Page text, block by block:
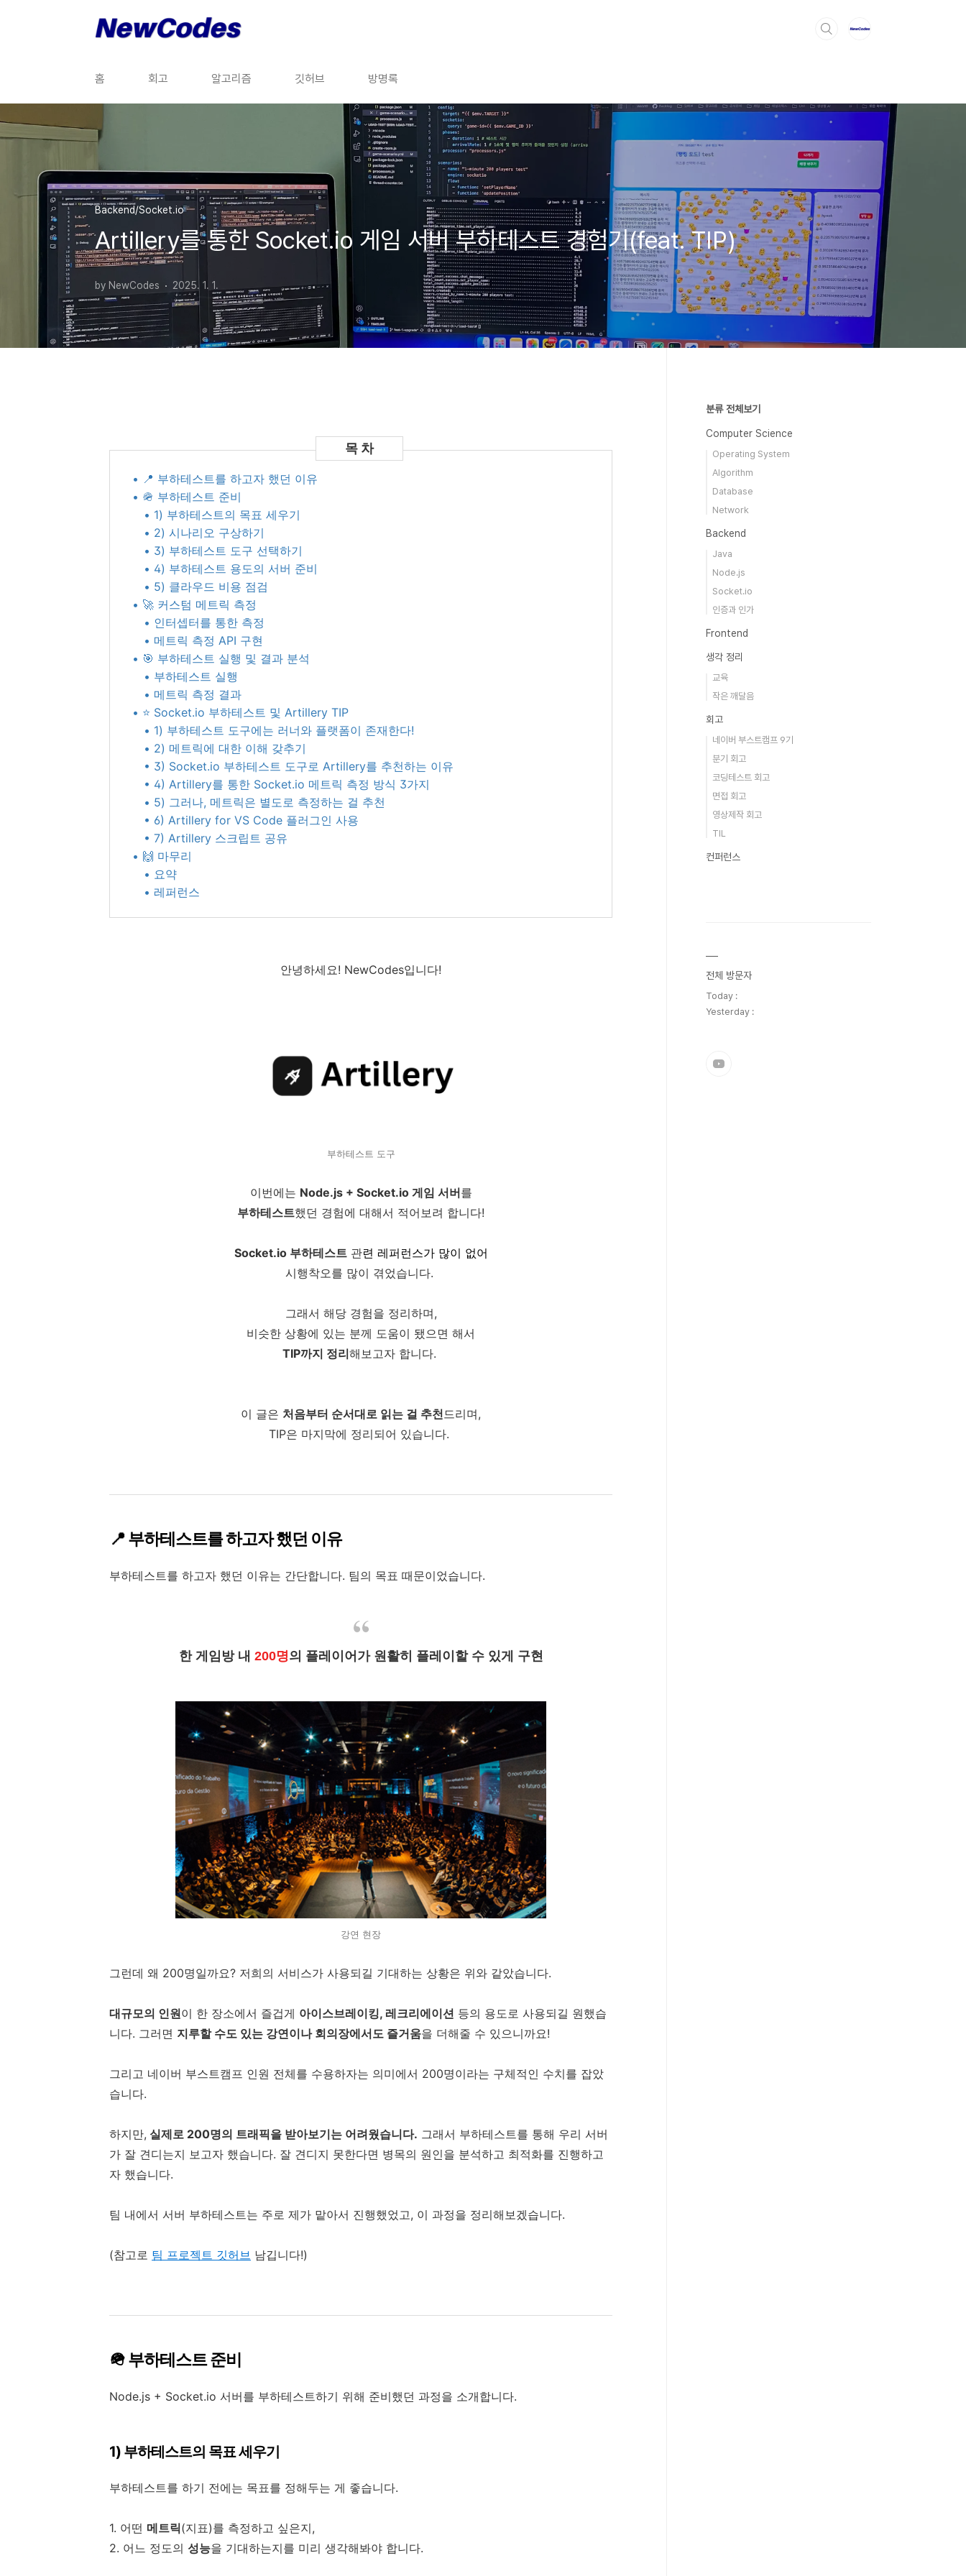
홈 회고 알고리즘 깃허브 방명록
Backend/Socket.io
Artillery를 통한 Socket.io 게임 서버 부하테스트 경험기(feat. TIP)
by NewCodes 2025. 1. 1.
• 📍 부하테스트를 하고자 했던 이유
• 🪖 부하테스트 준비
• 1) 부하테스트의 목표 세우기
• 2) 시나리오 구상하기
• 3) 부하테스트 도구 선택하기
• 4) 부하테스트 용도의 서버 준비
• 5) 클라우드 비용 점검
• 🚀 커스텀 메트릭 측정
• 인터셉터를 통한 측정
• 메트릭 측정 API 구현
• 🎯 부하테스트 실행 및 결과 분석
• 부하테스트 실행
• 메트릭 측정 결과
• ⭐️ Socket.io 부하테스트 및 Artillery TIP
• 1) 부하테스트 도구에는 러너와 플랫폼이 존재한다!
• 2) 메트릭에 대한 이해 갖추기
• 3) Socket.io 부하테스트 도구로 Artillery를 추천하는 이유
• 4) Artillery를 통한 Socket.io 메트릭 측정 방식 3가지
• 5) 그러나, 메트릭은 별도로 측정하는 걸 추천
• 6) Artillery for VS Code 플러그인 사용
• 7) Artillery 스크립트 공유
• 🙌 마무리
• 요약
• 레퍼런스
안녕하세요! NewCodes입니다!
부하테스트 도구
이번에는 Node.js + Socket.io 게임 서버를
부하테스트했던 경험에 대해서 적어보려 합니다!
Socket.io 부하테스트관련 레퍼런스가 많이 없어
시행착오를 많이 겪었습니다.
그래서 해당 경험을 정리하며,
비슷한 상황에 있는 분께 도움이 됐으면 해서
TIP까지 정리해보고자 합니다.
이 글은 처음부터 순서대로 읽는 걸 추천드리며,
TIP은 마지막에 정리되어 있습니다.
📍 부하테스트를 하고자 했던 이유
부하테스트를 하고자 했던 이유는 간단합니다. 팀의 목표 때문이었습니다.
한 게임방 내 200명의 플레이어가 원활히 플레이할 수 있게 구현
강연 현장
그런데 왜 200명일까요? 저희의 서비스가 사용되길 기대하는 상황은 위와 같았습니다.
대규모의 인원이 한 장소에서 즐겁게 아이스브레이킹, 레크리에이션 등의 용도로 사용되길 원했습
니다. 그러면 지루할 수도 있는 강연이나 회의장에서도 즐거움을 더해줄 수 있으니까요!
그리고 네이버 부스트캠프 인원 전체를 수용하자는 의미에서 200명이라는 구체적인 수치를 잡았
습니다.
하지만, 실제로 200명의 트래픽을 받아보기는 어려웠습니다. 그래서 부하테스트를 통해 우리 서버
가 잘 견디는지 보고자 했습니다. 잘 견디지 못한다면 병목의 원인을 분석하고 최적화를 진행하고
자 했습니다.
팀 내에서 서버 부하테스트는 주로 제가 맡아서 진행했었고, 이 과정을 정리해보겠습니다.
(참고로 팀 프로젝트 깃허브 남깁니다!)
🪖부하테스트 준비
Node.js + Socket.io 서버를 부하테스트하기 위해 준비했던 과정을 소개합니다.
1) 부하테스트의 목표 세우기
부하테스트를 하기 전에는 목표를 정해두는 게 좋습니다.
1. 어떤 메트릭(지표)를 측정하고 싶은지,
2. 어느 정도의 성능을 기대하는지를 미리 생각해봐야 합니다.
분류 전체보기
Computer Science
Operating System
Algorithm
Database
Network
Backend
Java
Node.js
Socket.io
인증과 인가
Frontend
생각 정리
교육
작은 깨달음
회고
네이버 부스트캠프 9기
분기 회고
코딩테스트 회고
면접 회고
영상제작 회고
TIL
컨퍼런스
전체 방문자
Today :
Yesterday :